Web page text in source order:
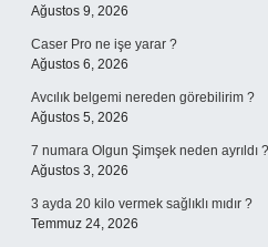
Ağustos 9, 2026
Caser Pro ne işe yarar ?
Ağustos 6, 2026
Avcılık belgemi nereden görebilirim ?
Ağustos 5, 2026
7 numara Olgun Şimşek neden ayrıldı ?
Ağustos 3, 2026
3 ayda 20 kilo vermek sağlıklı mıdır ?
Temmuz 24, 2026